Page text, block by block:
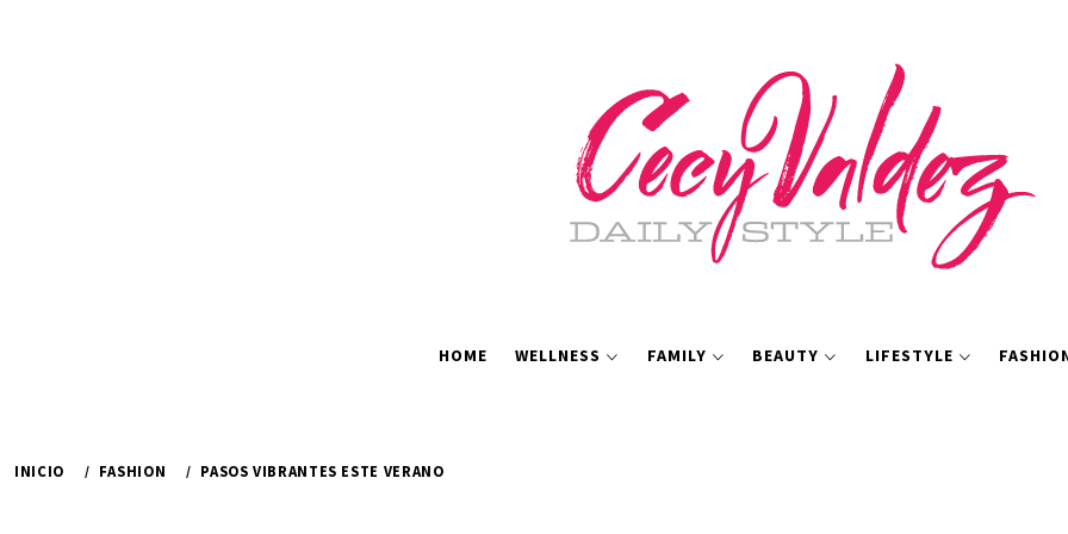
HOME WELLNESS FAMILY BEAUTY LIFESTYLE
INICIO FASHION PASOS VIBRANTES ESTE VERANO